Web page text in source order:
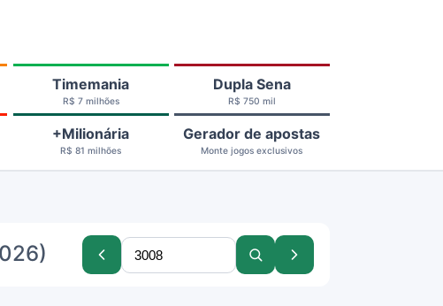
Timemania
R$ 7 milhões
Dupla Sena
R$ 750 mil
+Milionária
R$ 81 milhões
Gerador de apostas
Monte jogos exclusivos
Concurso
Buscar
Buscar
concurso
Próximo